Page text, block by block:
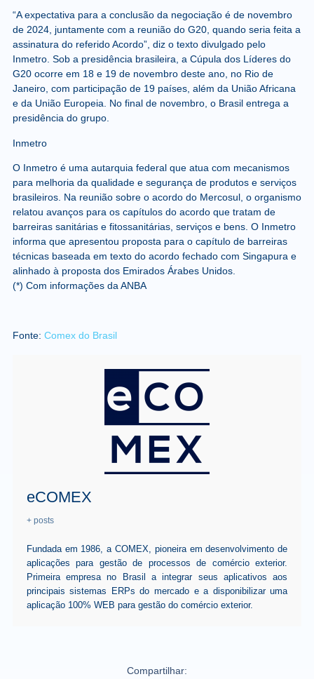
“A expectativa para a conclusão da negociação é de novembro
de 2024, juntamente com a reunião do G20, quando seria feita a
assinatura do referido Acordo”, diz o texto divulgado pelo
Inmetro. Sob a presidência brasileira, a Cúpula dos Líderes do
G20 ocorre em 18 e 19 de novembro deste ano, no Rio de
Janeiro, com participação de 19 países, além da União Africana
e da União Europeia. No final de novembro, o Brasil entrega a
presidência do grupo.
Inmetro
O Inmetro é uma autarquia federal que atua com mecanismos
para melhoria da qualidade e segurança de produtos e serviços
brasileiros. Na reunião sobre o acordo do Mercosul, o organismo
relatou avanços para os capítulos do acordo que tratam de
barreiras sanitárias e fitossanitárias, serviços e bens. O Inmetro
informa que apresentou proposta para o capítulo de barreiras
técnicas baseada em texto do acordo fechado com Singapura e
alinhado à proposta dos Emirados Árabes Unidos.
(*) Com informações da ANBA
Fonte: Comex do Brasil
eCOMEX
+ posts
Fundada em 1986, a COMEX, pioneira em desenvolvimento de
aplicações para gestão de processos de comércio exterior.
Primeira empresa no Brasil a integrar seus aplicativos aos
principais sistemas ERPs do mercado e a disponibilizar uma
aplicação 100% WEB para gestão do comércio exterior.
Compartilhar: